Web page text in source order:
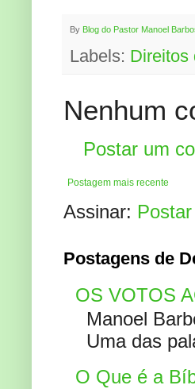
By Blog do Pastor Manoel
Labels: Direitos
Nenhum
Postar um
Postagem mais recente
Assinar:
Postagens de
OS VOTOS
Manoel
Uma das
O Que é a